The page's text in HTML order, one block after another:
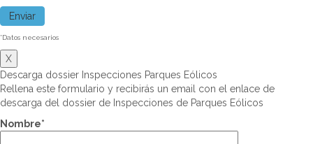
*Datos necesarios
X
Descarga dossier Inspecciones Parques Eólicos
Rellena este formulario y recibirás un email con el enlace de
descarga del dossier de Inspecciones de Parques Eólicos
Nombre*